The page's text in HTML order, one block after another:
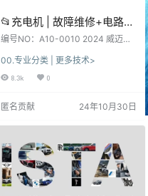
📂充电机 | 故障维修+电路图
2024年 威迈斯充电机跑板电
板 电源板 主控板 PFC驱动
板 PFC故障]
编号NO：A10-0010 2024 威迈斯
板 电源板 主控板 PFC驱动板 PFC
故障 简 介 说 明 [Information] 汽修
专业-百万级体验课！ 名师课程助
words] 威迈斯 底板 电源板 主控板
机故障维修指导书目录…
00.专业分类 | 更多技术>
8.3k 0
匿名贡献 24年10月30日